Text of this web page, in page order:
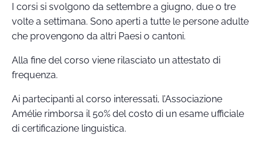
I corsi si svolgono da settembre a giugno, due o tre
volte a settimana. Sono aperti a tutte le persone adulte
che provengono da altri Paesi o cantoni.
Alla fine del corso viene rilasciato un attestato di
frequenza.
Ai partecipanti al corso interessati, l’Associazione
Amélie rimborsa il 50% del costo di un esame ufficiale
di certificazione linguistica.